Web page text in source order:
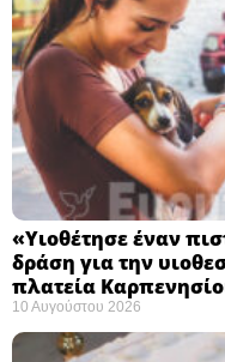
«Υιοθέτησε έναν
δράση για την
πλατεία
10 Αυγούστου 2026